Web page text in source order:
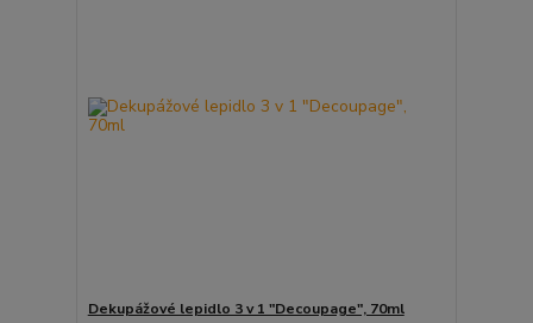
Dekupážové lepidlo 3 v 1 "Decoupage", 70ml